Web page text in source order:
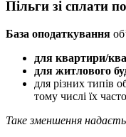
Пільги зі сплати
База оподаткування
для квартири/
для житлового
для різних типів
тому числі їх
Таке зменшення